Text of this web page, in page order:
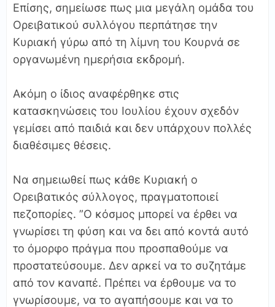
Επίσης, σημείωσε πως μια μεγάλη ομάδα του
Ορειβατικού συλλόγου περπάτησε την
Κυριακή γύρω από τη λίμνη του Κουρνά σε
οργανωμένη ημερήσια εκδρομή.
Ακόμη ο ίδιος αναφέρθηκε στις
κατασκηνώσεις του Ιουλίου έχουν σχεδόν
γεμίσει από παιδιά και δεν υπάρχουν πολλές
διαθέσιμες θέσεις.
Να σημειωθεί πως κάθε Κυριακή ο
Ορειβατικός σύλλογος, πραγματοποιεί
πεζοπορίες. ”Ο κόσμος μπορεί να έρθει να
γνωρίσει τη φύση και να δει από κοντά αυτό
το όμορφο πράγμα που προσπαθούμε να
προστατεύσουμε. Δεν αρκεί να το συζητάμε
από τον καναπέ. Πρέπει να έρθουμε να το
γνωρίσουμε, να το αγαπήσουμε και να το